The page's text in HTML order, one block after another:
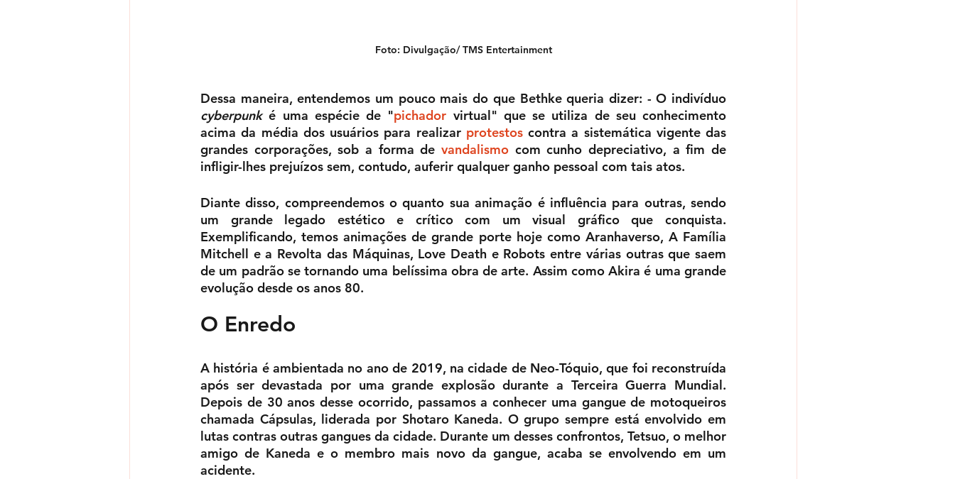
Foto: Divulgação/ TMS Entertainment
cyberpunk é uma espécie de "pichador virtual" que se utiliza de seu conhecimento
acima da média dos usuários para realizar protestos contra a sistemática vigente das
grandes corporações, sob a forma de vandalismo com cunho depreciativo, a fim de
infligir-lhes prejuízos sem, contudo, auferir qualquer ganho pessoal com tais atos.
Diante disso, compreendemos o quanto sua animação é influência para outras, sendo
um grande legado estético e crítico com um visual gráfico que conquista.
Exemplificando, temos animações de grande porte hoje como Aranhaverso, A Família
Mitchell e a Revolta das Máquinas, Love Death e Robots entre várias outras que saem
de um padrão se tornando uma belíssima obra de arte. Assim como Akira é uma grande
evolução desde os anos 80.
O Enredo
A história é ambientada no ano de 2019, na cidade de Neo-Tóquio, que foi reconstruída
após ser devastada por uma grande explosão durante a Terceira Guerra Mundial.
Depois de 30 anos desse ocorrido, passamos a conhecer uma gangue de motoqueiros
chamada Cápsulas, liderada por Shotaro Kaneda. O grupo sempre está envolvido em
lutas contras outras gangues da cidade. Durante um desses confrontos, Tetsuo, o melhor
amigo de Kaneda e o membro mais novo da gangue, acaba se envolvendo em um
acidente.